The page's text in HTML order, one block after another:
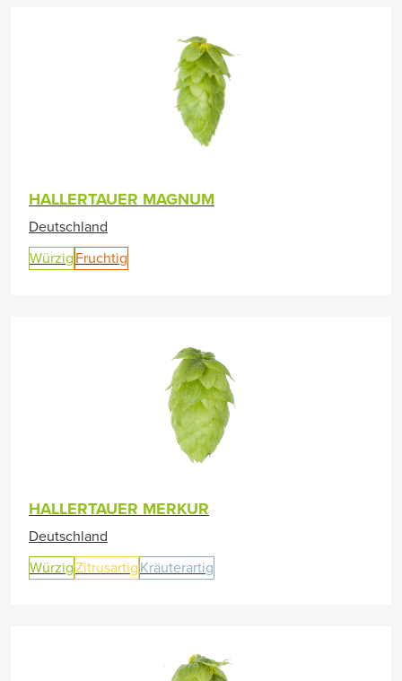
HALLERTAUER MAGNUM
Deutschland
Würzig Fruchtig
HALLERTAUER MERKUR
Deutschland
WürzigZitrusartig Kräuterartig